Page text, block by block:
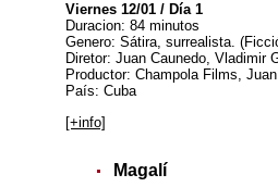
Viernes 12/01 / Día 1
Duracion: 84 minutos
Genero: Sátira, surrealista.
Diretor: Juan Caunedo, Vladimir
Productor: Champola Films,
País: Cuba
[+info]
Magalí